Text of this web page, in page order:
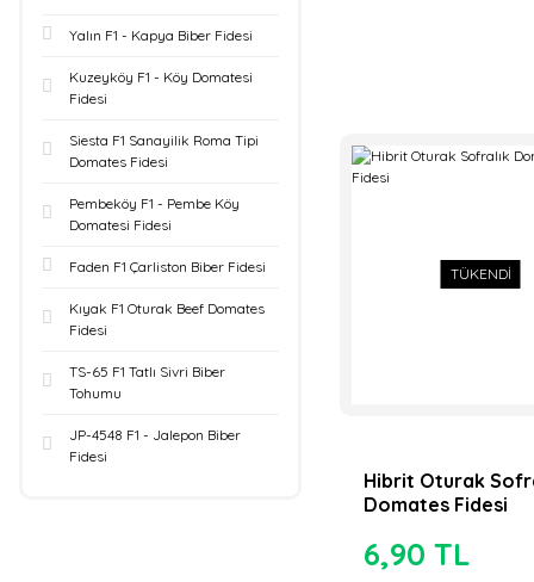
AZ Tohum (1)
Buray Tohum (1)
Çağdaş tohum (1)
Gento Tohum (1)
Lotus Tarım (1)
SBS Tohum Seven
Yalın F1 - Kapya Biber Fidesi
Kuzeyköy F1 - Köy Domatesi
Fidesi
Siesta F1 Sanayilik Roma Tipi
Domates Fidesi
Pembeköy F1 - Pembe Köy
Domatesi Fidesi
Faden F1 Çarliston Biber Fidesi
Kıyak F1 Oturak Beef Domates
Fidesi
TS-65 F1 Tatlı Sivri Biber
Tohumu
JP-4548 F1 - Jalepon Biber
Fidesi
TÜKENDİ
Hibrit Oturak
Domates Fidesi
6,90 TL